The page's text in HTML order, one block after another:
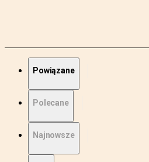
Powiązane
Polecane
Najnowsze